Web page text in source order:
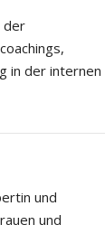
der
in der internen
und
und